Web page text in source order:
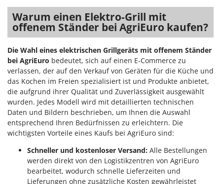
MCH
Michelin
Mille
Minox
Mockmill
More than chef
MOSA
MOVA
Mowox
MTD
New O.M.R.A.
Warum einen Elektro-Grill mit
offenem Ständer bei AgriEuro kaufen?
Die Wahl eines elektrischen Grillgeräts mit offenem Ständer
bei AgriEuro bedeutet, sich auf einen E-Commerce zu
verlassen, der auf den Verkauf von Geräten für die Küche und
das Kochen im Freien spezialisiert ist und Produkte anbietet,
die aufgrund ihrer Qualität und Zuverlässigkeit ausgewählt
wurden. Jedes Modell wird mit detaillierten technischen
Daten und Bildern beschrieben, um Ihnen die Auswahl
entsprechend Ihren Bedürfnissen zu erleichtern. Die
wichtigsten Vorteile eines Kaufs bei AgriEuro sind:
Schneller und kostenloser Versand: Alle Bestellungen
werden direkt von den Logistikzentren von AgriEuro
bearbeitet, wodurch schnelle Lieferzeiten und
Lieferungen ohne zusätzliche Kosten gewährleistet